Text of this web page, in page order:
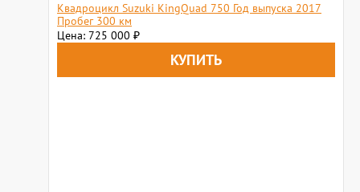
Квадроцикл Suzuki KingQuad 750 Год выпуска 2017
Пробег 300 км
Цена: 725 000 ₽